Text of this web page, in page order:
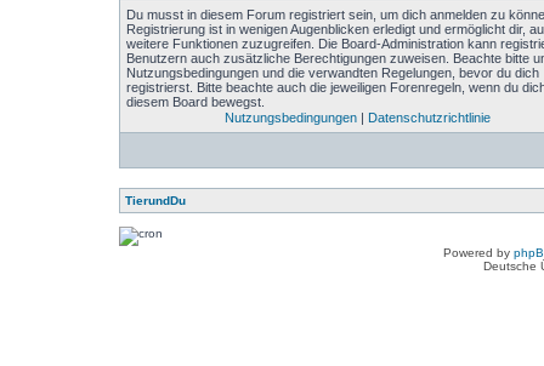
Du musst in diesem Forum registriert sein, um dich anmelden zu
Registrierung ist in wenigen Augenblicken erledigt und ermöglicht dir,
weitere Funktionen zuzugreifen. Die Board-Administration kann
Benutzern auch zusätzliche Berechtigungen zuweisen. Beachte bitte
Nutzungsbedingungen und die verwandten Regelungen, bevor du dich
registrierst. Bitte beachte auch die jeweiligen Forenregeln, wenn du
diesem Board bewegst.
Nutzungsbedingungen| Datenschutzrichtlinie
TierundDu
Powered by
Deutsche